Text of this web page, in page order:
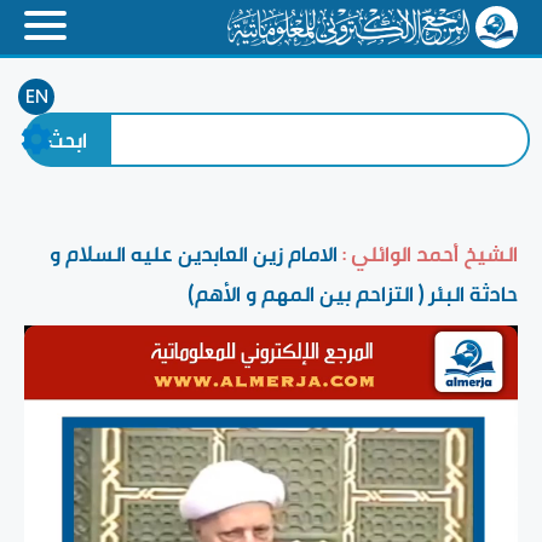
EN
الشيخ أحمد الوائلي :الامام زين العابدين عليه السلام و
حادثة البئر ( التزاحم بين المهم و الأهم)